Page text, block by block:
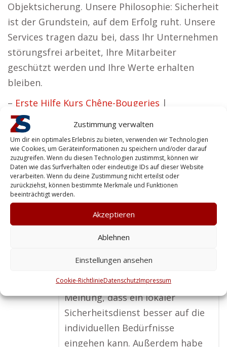
Zustimmung verwalten
Um dir ein optimales Erlebnis zu bieten, verwenden wir Technologien
wie Cookies, um Geräteinformationen zu speichern und/oder darauf
zuzugreifen. Wenn du diesen Technologien zustimmst, können wir
Daten wie das Surfverhalten oder eindeutige IDs auf dieser Website
verarbeiten. Wenn du deine Zustimmung nicht erteilst oder
zurückziehst, können bestimmte Merkmale und Funktionen
beeinträchtigt werden.
Akzeptieren
Ablehnen
Einstellungen ansehen
Cookie-RichtlinieDatenschutzImpressum
Objektsicherung. Unsere Philosophie: Sicherheit
ist der Grundstein, auf dem Erfolg ruht. Unsere
Services tragen dazu bei, dass Ihr Unternehmen
störungsfrei arbeitet, Ihre Mitarbeiter
geschützt werden und Ihre Werte erhalten
bleiben.
– Erste Hilfe Kurs Chêne-Bougeries |
Geburtsvorbereitungskurs Chêne-Bougeries
Kochkurs Chêne-Bougeries
Christian W. Professionelle Sicherheit finde ich
hier!
Chêne-Bougeries
Bei der Kaufhausüberwachung
Rolle, aber auch die Nähe ist
entscheidend. Ich bin der
Meinung, dass ein lokaler
Sicherheitsdienst besser auf die
individuellen Bedürfnisse
eingehen kann. Außerdem habe